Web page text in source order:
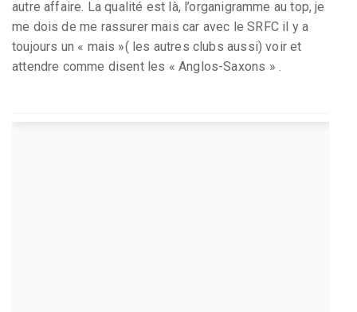
autre affaire. La qualité est là, l’organigramme au top, je
me dois de me rassurer mais car avec le SRFC il y a
toujours un « mais »( les autres clubs aussi) voir et
attendre comme disent les « Anglos-Saxons » .